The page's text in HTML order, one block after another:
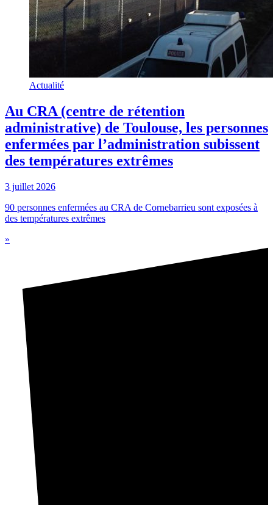
Actualité
Au CRA (centre de rétention
administrative) de Toulouse, les personnes
enfermées par l’administration subissent
des températures extrêmes
3 juillet 2026
90 personnes enfermées au CRA de Cornebarrieu sont exposées à
des températures extrêmes
»